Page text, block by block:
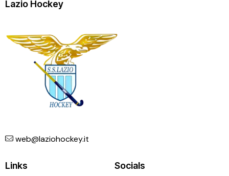
Lazio Hockey
web@laziohockey.it
Links
Socials